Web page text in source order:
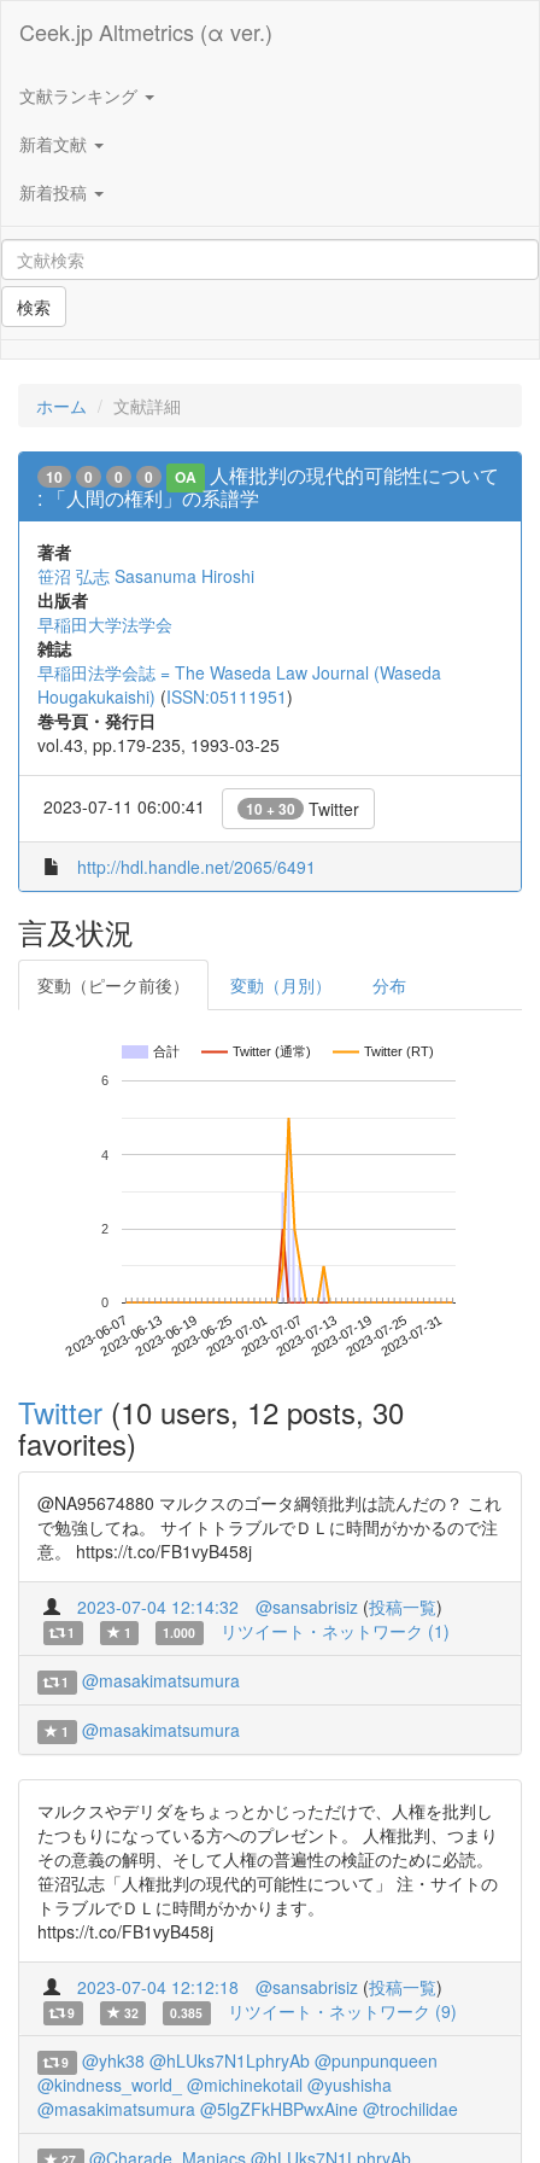
Ceek.jp Altmetrics (α ver.)
文献ランキング
新着文献
新着投稿
検索
ホーム 文献詳細
10 0 0 0 OA
人権批判の現代的可能性について
: 「人間の権利」の系譜学
著者
笹沼 弘志 Sasanuma Hiroshi
出版者
早稲田大学法学会
雑誌
早稲田法学会誌 = The Waseda Law Journal (Waseda
Hougakukaishi) (ISSN:05111951)
巻号頁・発行日
vol.43, pp.179-235, 1993-03-25
2023-07-11 06:00:41 10 + 30 Twitter
http://hdl.handle.net/2065/6491
言及状況
変動（ピーク前後） 変動（月別） 分布
合計 Twitter (通常) Twitter (RT)
2023-06-072023-06-132023-06-192023-06-252023-07-012023-07-072023-07-132023-07-192023-07-252023-07-31
0
2
4
6
Twitter (10 users, 12 posts, 30
favorites)
@NA95674880 マルクスのゴータ綱領批判は読んだの？ これ
で勉強してね。 サイトトラブルでＤＬに時間がかかるので注
意。 https://t.co/FB1vyB458j
2023-07-04 12:14:32 @sansabrisiz (投稿一覧)
1 1 1.000 リツイート・ネットワーク (1)
1 @masakimatsumura
1 @masakimatsumura
マルクスやデリダをちょっとかじっただけで、人権を批判し
たつもりになっている方へのプレゼント。 人権批判、つまり
その意義の解明、そして人権の普遍性の検証のために必読。
笹沼弘志「人権批判の現代的可能性について」 注・サイトの
トラブルでＤＬに時間がかかります。
https://t.co/FB1vyB458j
2023-07-04 12:12:18 @sansabrisiz (投稿一覧)
9 32 0.385 リツイート・ネットワーク (9)
9 @yhk38 @hLUks7N1LphryAb @punpunqueen
@kindness_world_
@michinekotail @yushisha
@masakimatsumura @5lgZFkHBPwxAine @trochilidae
@Charade_Maniacs @hLUks7N1LphryAb